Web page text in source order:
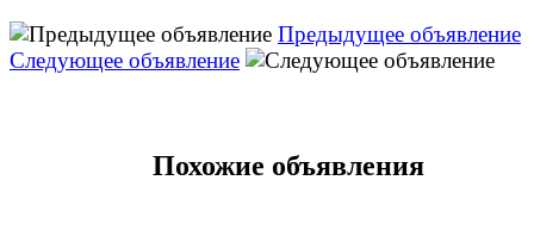
Предыдущее объявление
Следующее объявление
Похожие объявления